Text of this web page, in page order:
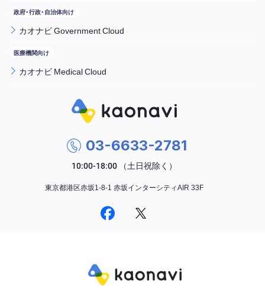
カオナビ Government Cloud
カオナビ Medical Cloud
03-6633-2781
東京都港区赤坂1-8-1 赤坂インターシティAIR 33F